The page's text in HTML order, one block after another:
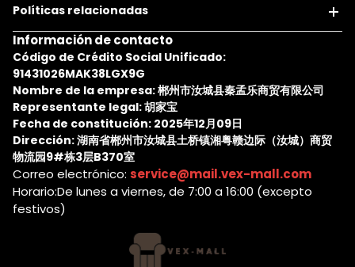
Políticas relacionadas
Información de contacto
Código de Crédito Social Unificado:
91431026MAK38LGX9G
Nombre de la empresa: 郴州市汝城县秦孟乐商贸有限公司
Representante legal: 胡家宝
Fecha de constitución: 2025年12月09日
Dirección: 湖南省郴州市汝城县土桥镇湘粤赣边际（汝城）商贸
物流园9#栋3层B370室
Correo electrónico: service@mail.vex-mall.com
Horario:De lunes a viernes, de 7:00 a 16:00 (excepto
festivos)